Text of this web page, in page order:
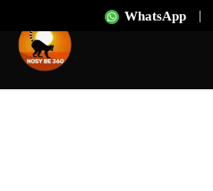
WhatsApp |